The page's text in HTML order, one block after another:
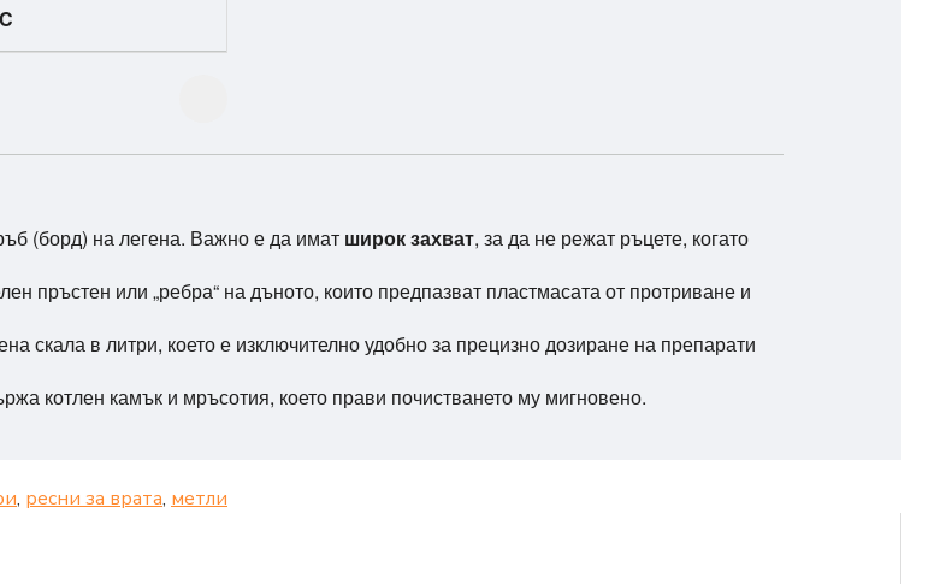
(борд) на легена. Важно е да имат широк захват, за да не режат ръцете, когато
пръстен или „ребра“ на дъното, които предпазват пластмасата от протриване и
скала в литри, което е изключително удобно за прецизно дозиране на препарати
котлен камък и мръсотия, което прави почистването му мигновено.
, ресни за врата, метли